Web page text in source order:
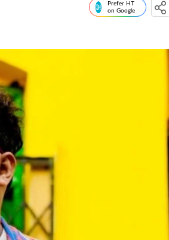
Prefer HT
on Google